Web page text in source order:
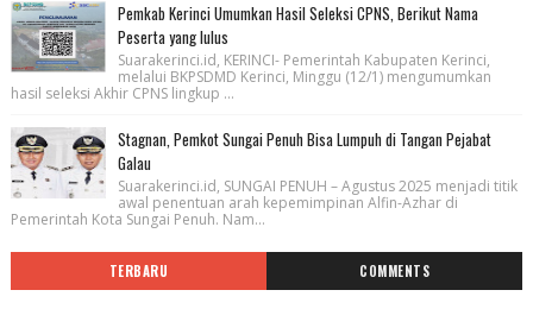
Pemkab Kerinci Umumkan Hasil Seleksi CPNS, Berikut Nama
Peserta yang lulus
Suarakerinci.id, KERINCI- Pemerintah Kabupaten Kerinci,
melalui BKPSDMD Kerinci, Minggu (12/1) mengumumkan
hasil seleksi Akhir CPNS lingkup ...
Stagnan, Pemkot Sungai Penuh Bisa Lumpuh di Tangan Pejabat
Galau
Suarakerinci.id, SUNGAI PENUH – Agustus 2025 menjadi titik
awal penentuan arah kepemimpinan Alfin-Azhar di
Pemerintah Kota Sungai Penuh. Nam...
TERBARU COMMENTS